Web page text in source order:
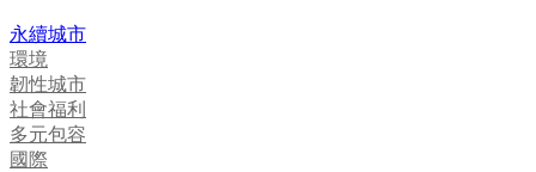
永續城市
環境
韌性城市
社會福利
多元包容
國際